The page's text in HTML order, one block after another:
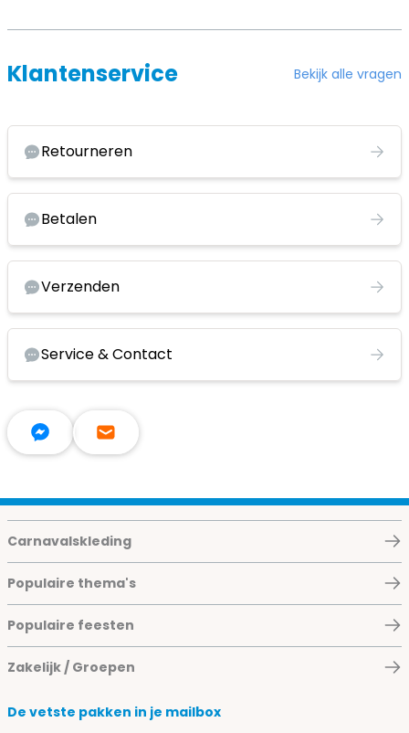
Klantenservice Bekijk alle vragen
Retourneren
Betalen
Verzenden
Service & Contact
Carnavalskleding
Populaire thema's
Populaire feesten
Zakelijk / Groepen
De vetste pakken in je mailbox